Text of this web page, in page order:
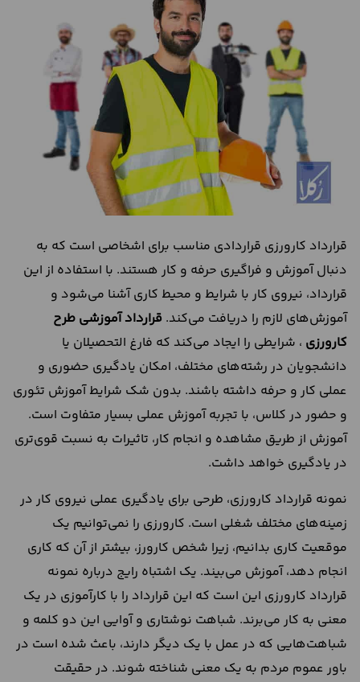
قرارداد کارورزی قراردادی مناسب برای اشخاصی است که به
دنبال آموزش و فراگیری حرفه و کار هستند. با استفاده از این
قرارداد، نیروی کار با شرایط و محیط کاری آشنا می‌شود و
آموزش‌های لازم را دریافت می‌کند. قرارداد آموزشی طرح
کارورزی ، شرایطی را ایجاد می‌کند که فارغ التحصیلان یا
دانشجویان در رشته‌های مختلف، امکان یادگیری حضوری و
عملی کار و حرفه داشته باشند. بدون شک شرایط آموزش تئوری
و حضور در کلاس، با تجربه آموزش عملی بسیار متفاوت است.
آموزش از طریق مشاهده و انجام کار، تاثیرات به نسبت قوی‌تری
در یادگیری خواهد داشت.
نمونه قرارداد کارورزی، طرحی برای یادگیری عملی نیروی کار در
زمینه‌های مختلف شغلی است. کارورزی را نمی‌توانیم یک
موقعیت کاری بدانیم، زیرا شخص کارورز، بیشتر از آن که کاری
انجام دهد، آموزش می‌بیند. یک اشتباه رایج درباره نمونه
قرارداد کارورزی این است که این قرارداد را با کارآموزی در یک
معنی به کار می‌برند. شباهت نوشتاری و آوایی این دو کلمه و
شباهت‌هایی که در عمل با یک دیگر دارند، باعث شده است در
باور عموم مردم به یک معنی شناخته شوند. در حقیقت